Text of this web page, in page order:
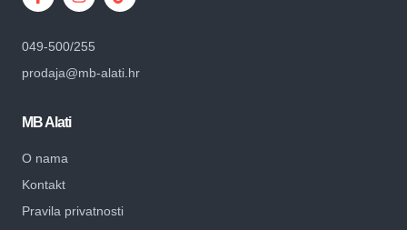
049-500/255
prodaja@mb-alati.hr
MB Alati
O nama
Kontakt
Pravila privatnosti